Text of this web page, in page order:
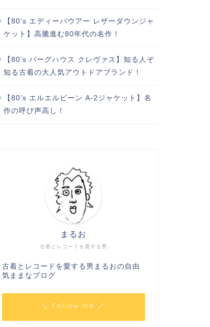
【80’s エディーバウアー レザーダウンジャ
ケット】高騰進む80年代の名作！
【80’s バーグハウス クレヴァス】知る人ぞ
知る古着の大人気アウトドアブランド！
【80’s エルエルビーン A-2ジャケット】名
作の呼び声高し！
古着とレコードを愛する男
まるお
古着とレコードを愛する男まるおの自由
気ままなブログ
＼ Follow me ／